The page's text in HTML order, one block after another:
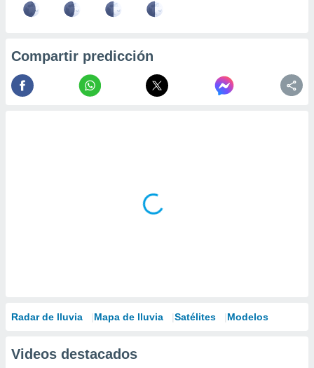
Compartir predicción
Radar de lluvia Mapa de lluvia Satélites Modelos
Videos destacados